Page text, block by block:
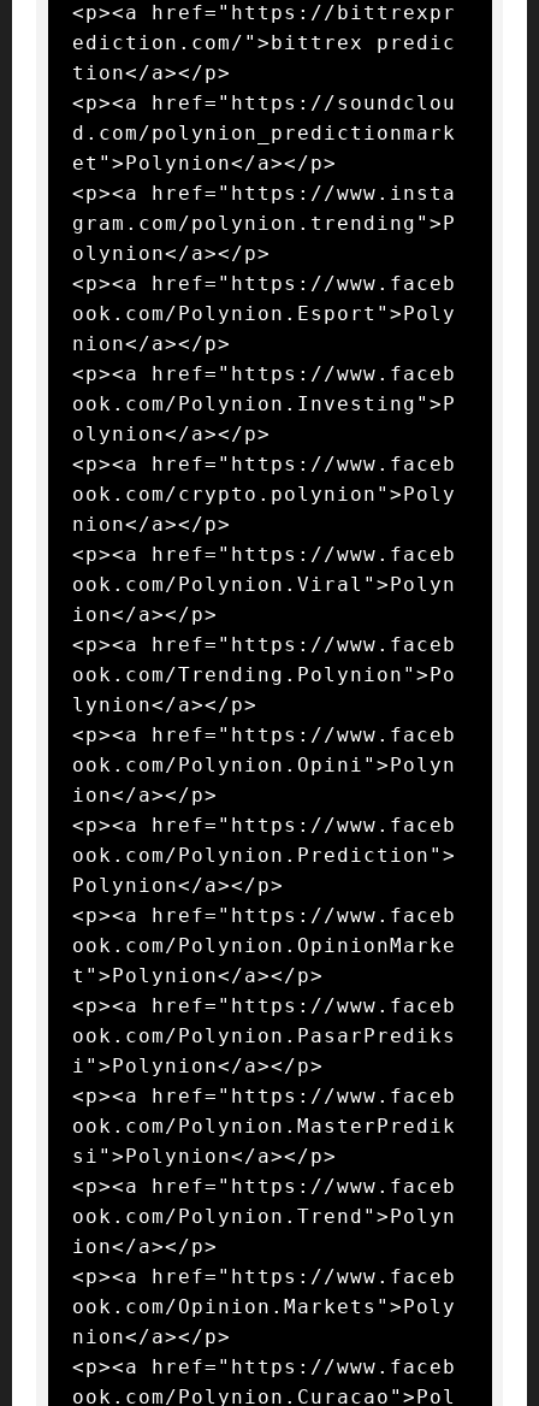
<p><a href="https://bittrexpr
ediction.com/">bittrex predic
tion</a></p>
<p><a href="https://soundclou
d.com/polynion_predictionmark
et">Polynion</a></p>
<p><a href="https://www.insta
gram.com/polynion.trending">P
olynion</a></p>
<p><a href="https://www.faceb
ook.com/Polynion.Esport">Poly
nion</a></p>
<p><a href="https://www.faceb
ook.com/Polynion.Investing">P
olynion</a></p>
<p><a href="https://www.faceb
ook.com/crypto.polynion">Poly
nion</a></p>
<p><a href="https://www.faceb
ook.com/Polynion.Viral">Polyn
ion</a></p>
<p><a href="https://www.faceb
ook.com/Trending.Polynion">Po
lynion</a></p>
<p><a href="https://www.faceb
ook.com/Polynion.Opini">Polyn
ion</a></p>
<p><a href="https://www.faceb
ook.com/Polynion.Prediction">
Polynion</a></p>
<p><a href="https://www.faceb
ook.com/Polynion.OpinionMarke
t">Polynion</a></p>
<p><a href="https://www.faceb
ook.com/Polynion.PasarPrediks
i">Polynion</a></p>
<p><a href="https://www.faceb
ook.com/Polynion.MasterPredik
si">Polynion</a></p>
<p><a href="https://www.faceb
ook.com/Polynion.Trend">Polyn
ion</a></p>
<p><a href="https://www.faceb
ook.com/Opinion.Markets">Poly
nion</a></p>
<p><a href="https://www.faceb
ook.com/Polynion.Curacao">Pol